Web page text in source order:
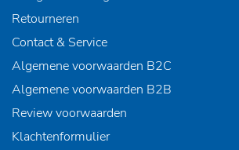
Retourneren
Contact & Service
Algemene voorwaarden B2C
Algemene voorwaarden B2B
Review voorwaarden
Klachtenformulier